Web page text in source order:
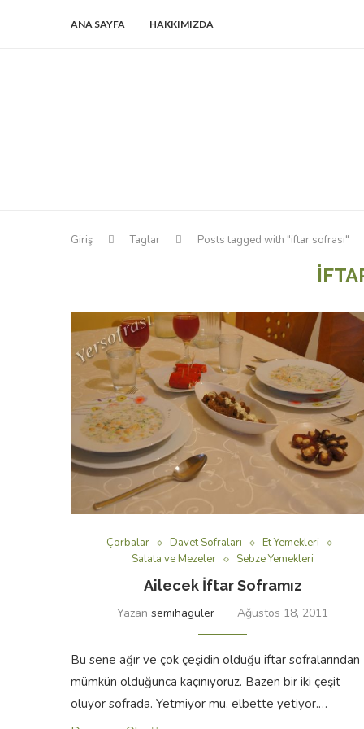
ANA SAYFA HAKKIMIZDA
Giriş Taglar Posts tagged with "iftar sofrası"
Çorbalar Davet Sofraları
Et Yemekleri
Salata ve Mezeler
Sebze Yemekleri
Ailecek İftar Soframız
Yazansemihaguler Ağustos 18, 2011
Bu sene ağır ve çok çeşidin olduğu iftar sofralarından
mümkün olduğunca kaçınıyoruz. Bazen bir iki çeşit
oluyor sofrada. Yetmiyor mu, elbette yetiyor.…